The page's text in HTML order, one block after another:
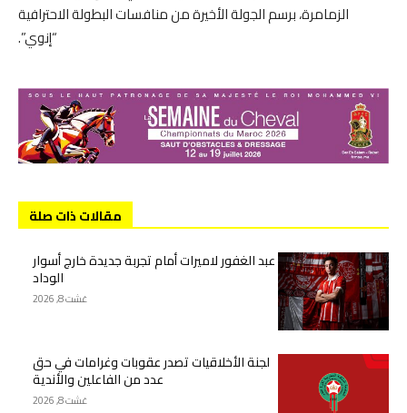
الزمامرة، برسم الجولة الأخيرة من منافسات البطولة الاحترافية
“إنوي”.
مقالات ذات صلة
عبد الغفور لاميرات أمام تجربة جديدة خارج أسوار
الوداد
غشت 8, 2026
لجنة الأخلاقيات تصدر عقوبات وغرامات في حق
عدد من الفاعلين والأندية
غشت 8, 2026